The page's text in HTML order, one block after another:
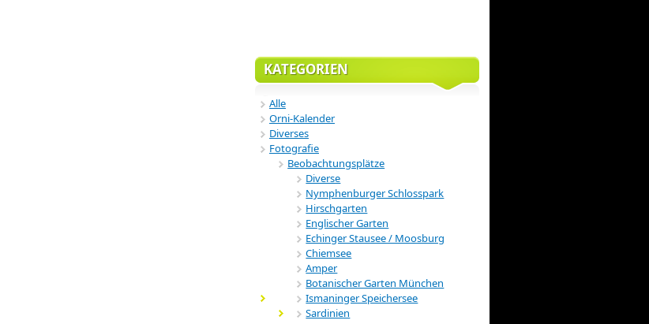
KATEGORIEN
Alle
Orni-Kalender
Diverses
Fotografie
Beobachtungsplätze
Diverse
Nymphenburger Schlosspark
Hirschgarten
Englischer Garten
Echinger Stausee / Moosburg
Chiemsee
Amper
Botanischer Garten München
Ismaninger Speichersee
Sardinien